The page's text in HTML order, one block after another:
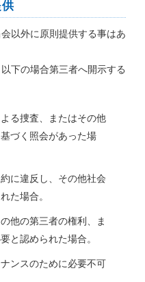
以外に原則提供する事はあ
下の場合第三者へ開示する
る捜査、またはその他
づく照会があった場
に違反し、その他社会
た場合。
他の第三者の権利、ま
と認められた場合。
ンスのために必要不可